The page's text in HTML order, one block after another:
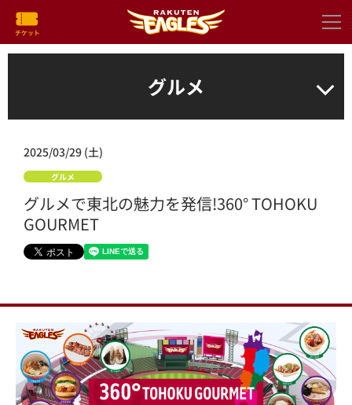
グルメ
2025/03/29 (土)
グルメ
グルメで東北の魅力を発信!360° TOHOKU
GOURMET